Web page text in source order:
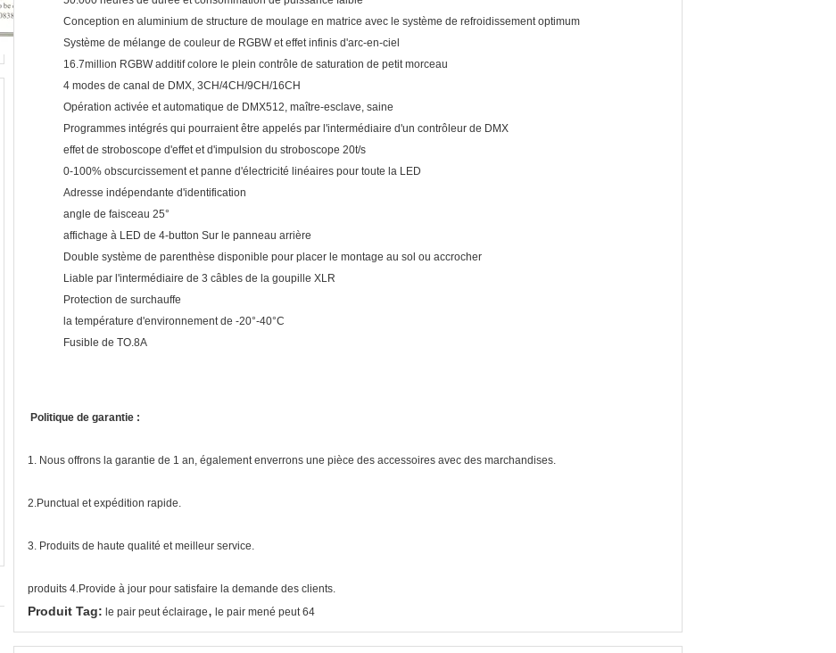
Conception en aluminium de structure de moulage en matrice avec le système de refroidissement optimum
Système de mélange de couleur de RGBW et effet infinis d'arc-en-ciel
16.7million RGBW additif colore le plein contrôle de saturation de petit morceau
4 modes de canal de DMX, 3CH/4CH/9CH/16CH
Opération activée et automatique de DMX512, maître-esclave, saine
Programmes intégrés qui pourraient être appelés par l'intermédiaire d'un contrôleur de DMX
effet de stroboscope d'effet et d'impulsion du stroboscope 20t/s
0-100% obscurcissement et panne d'électricité linéaires pour toute la LED
Adresse indépendante d'identification
angle de faisceau 25°
affichage à LED de 4-button Sur le panneau arrière
Double système de parenthèse disponible pour placer le montage au sol ou accrocher
Liable par l'intermédiaire de 3 câbles de la goupille XLR
Protection de surchauffe
la température d'environnement de -20°-40°C
Fusible de TO.8A
Politique de garantie :
1. Nous offrons la garantie de 1 an, également enverrons une pièce des accessoires avec des marchandises.
2.Punctual et expédition rapide.
3. Produits de haute qualité et meilleur service.
produits 4.Provide à jour pour satisfaire la demande des clients.
Produit Tag: le pair peut éclairage, le pair mené peut 64